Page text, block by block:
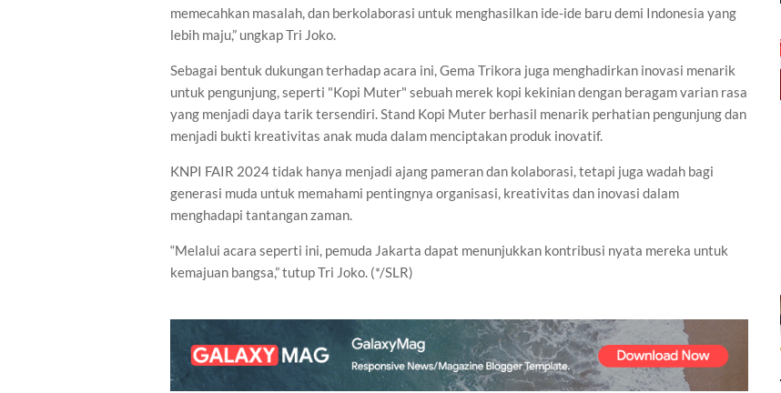
memecahkan masalah, dan berkolaborasi untuk menghasilkan ide-ide baru demi Indonesia yang
lebih maju,” ungkap Tri Joko.
Sebagai bentuk dukungan terhadap acara ini, Gema Trikora juga menghadirkan inovasi menarik
untuk pengunjung, seperti "Kopi Muter" sebuah merek kopi kekinian dengan beragam varian rasa
yang menjadi daya tarik tersendiri. Stand Kopi Muter berhasil menarik perhatian pengunjung dan
menjadi bukti kreativitas anak muda dalam menciptakan produk inovatif.
KNPI FAIR 2024 tidak hanya menjadi ajang pameran dan kolaborasi, tetapi juga wadah bagi
generasi muda untuk memahami pentingnya organisasi, kreativitas dan inovasi dalam
menghadapi tantangan zaman.
“Melalui acara seperti ini, pemuda Jakarta dapat menunjukkan kontribusi nyata mereka untuk
kemajuan bangsa,” tutup Tri Joko. (*/SLR)